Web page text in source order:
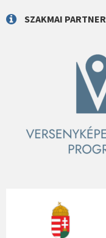
SZAKMAI PARTNER